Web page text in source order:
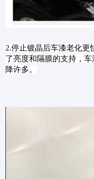
2.停止镀晶后车漆老化更
了亮度和隔膜的支持，
降许多。